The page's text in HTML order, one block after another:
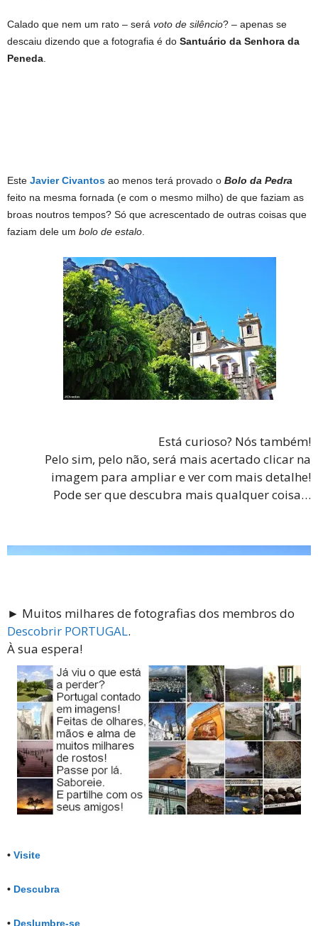
Calado que nem um rato – será voto de silêncio? – apenas se
descaiu dizendo que a fotografia é do Santuário da Senhora da
Peneda
Este Javier Civantos ao menos terá provado o Bolo da Pedra
feito na mesma fornada (e com o mesmo milho) de que faziam as
broas noutros tempos? Só que acrescentado de outras coisas que
faziam dele um bolo de estalo
Está curioso? Nós também!
Pelo sim, pelo não, será mais acertado clicar na
imagem para ampliar e ver com mais detalhe!
Pode ser que descubra mais qualquer coisa…
► Muitos milhares de fotografias dos membros do
Descobrir PORTUGAL.
À sua espera!
• Visite
• Descubra
• Deslumbre-se